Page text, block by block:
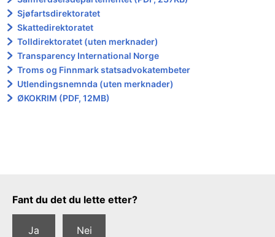
Sjøfartsdirektoratet
Skattedirektoratet
Tolldirektoratet (uten merknader)
Transparency International Norge
Troms og Finnmark statsadvokatembeter
Utlendingsnemnda (uten merknader)
ØKOKRIM (PDF, 12MB)
Tilbakemeldingsskjema
Fant du det du lette etter?
Ja Nei